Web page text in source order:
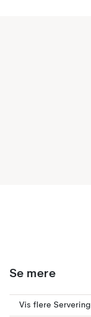
Se mere
Vis flere Servering